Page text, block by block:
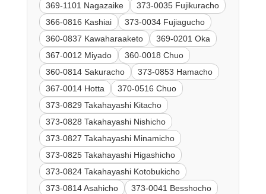
369-1101 Nagazaike
373-0035 Fujikuracho
366-0816 Kashiai
373-0034 Fujiagucho
360-0837 Kawaharaaketo
369-0201 Oka
367-0012 Miyado
360-0018 Chuo
360-0814 Sakuracho
373-0853 Hamacho
367-0014 Hotta
370-0516 Chuo
373-0829 Takahayashi Kitacho
373-0828 Takahayashi Nishicho
373-0827 Takahayashi Minamicho
373-0825 Takahayashi Higashicho
373-0824 Takahayashi Kotobukicho
373-0814 Asahicho
373-0041 Besshocho